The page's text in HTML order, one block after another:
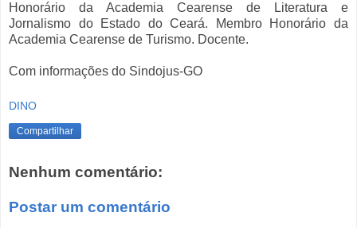
Honorário da Academia Cearense de Literatura e
Jornalismo do Estado do Ceará. Membro Honorário da
Academia Cearense de Turismo. Docente.
Com informações do Sindojus-GO
DINO
Compartilhar
Nenhum comentário:
Postar um comentário